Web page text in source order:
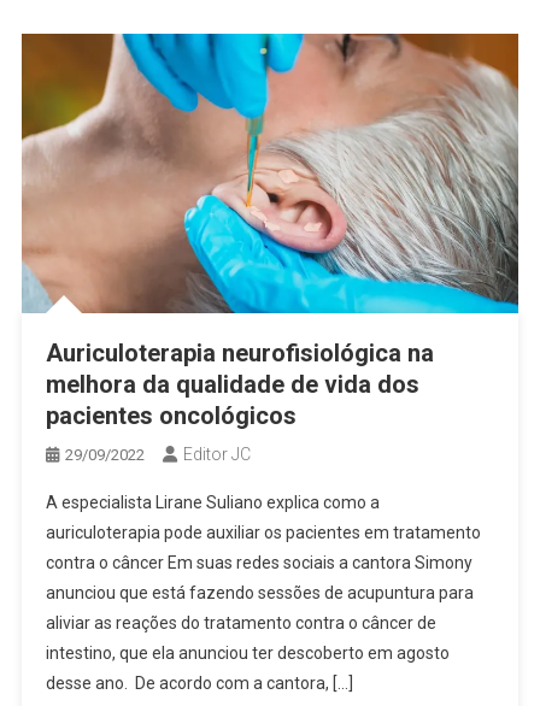
Auriculoterapia neurofisiológica na
melhora da qualidade de vida dos
pacientes oncológicos
29/09/2022 Editor JC
A especialista Lirane Suliano explica como a
auriculoterapia pode auxiliar os pacientes em tratamento
contra o câncer Em suas redes sociais a cantora Simony
anunciou que está fazendo sessões de acupuntura para
aliviar as reações do tratamento contra o câncer de
intestino, que ela anunciou ter descoberto em agosto
desse ano. De acordo com a cantora, […]